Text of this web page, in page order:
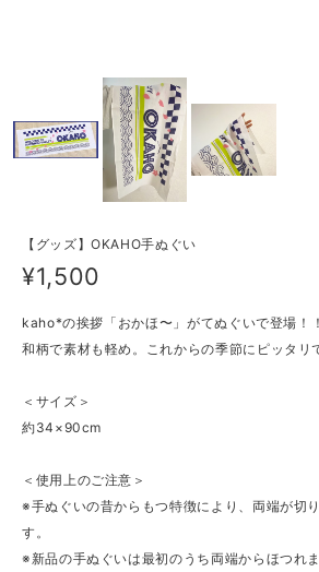
【グッズ】OKAHO手ぬぐい
¥1,500
kaho*の挨拶「おかほ〜」がてぬぐいで登場！！
和柄で素材も軽め。これからの季節にピッタリ
＜サイズ＞
約34×90cm
＜使用上のご注意＞
※手ぬぐいの昔からもつ特徴により、両端が切
す。
※新品の手ぬぐいは最初のうち両端からほつれ